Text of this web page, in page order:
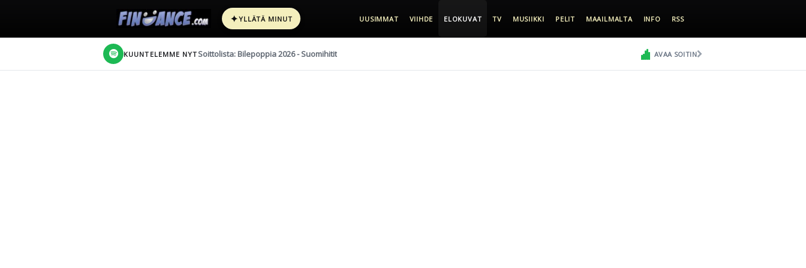
✦YLLÄTÄ MINUT UUSIMMAT VIIHDE ELOKUVAT TV MUSIIKKI PELIT MAAILMALTA INFO RSS
KUUNTELEMME NYT Soittolista: Bilepoppia 2026 - Suomihitit AVAA SOITIN